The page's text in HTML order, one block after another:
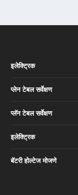
इलेक्ट्रिक
प्लेन टेबल सर्वेक्षण
प्लॅन टेबल सर्वेक्षण
इलेक्ट्रिक
बॅटरी होल्टेज मोजणे